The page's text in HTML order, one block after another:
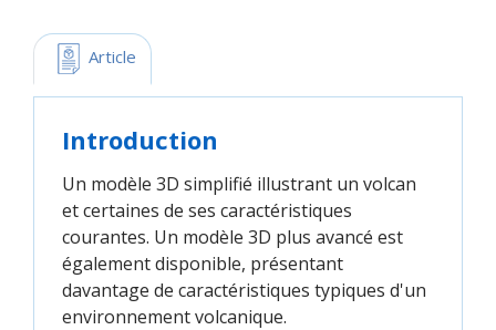
Article
Introduction
Un modèle 3D simplifié illustrant un volcan
et certaines de ses caractéristiques
courantes. Un modèle 3D plus avancé est
également disponible, présentant
davantage de caractéristiques typiques d'un
environnement volcanique.